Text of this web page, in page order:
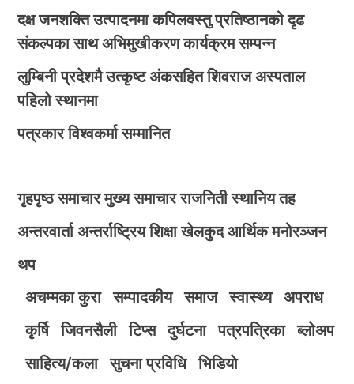
दक्ष जनशक्ति उत्पादनमा कपिलवस्तु प्रतिष्ठानको दृढ
संकल्पका साथ अभिमुखीकरण कार्यक्रम सम्पन्न
लुम्बिनी प्रदेशमै उत्कृष्ट अंकसहित शिवराज अस्पताल
पहिलो स्थानमा
पत्रकार विश्वकर्मा सम्मानित
गृहपृष्ठ समाचार मुख्य समाचार राजनिती स्थानिय तह
अन्तरवार्ता अन्तर्राष्ट्रिय शिक्षा खेलकुद आर्थिक मनोरञ्जन
थप
अचम्मका कुरा
सम्पादकीय समाज स्वास्थ्य
अपराध
कृर्षि
जिवनसैली टिप्स दुर्घटना पत्रपत्रिका
ब्लोअप
साहित्य/कला
सुचना प्रविधि भिडियाे